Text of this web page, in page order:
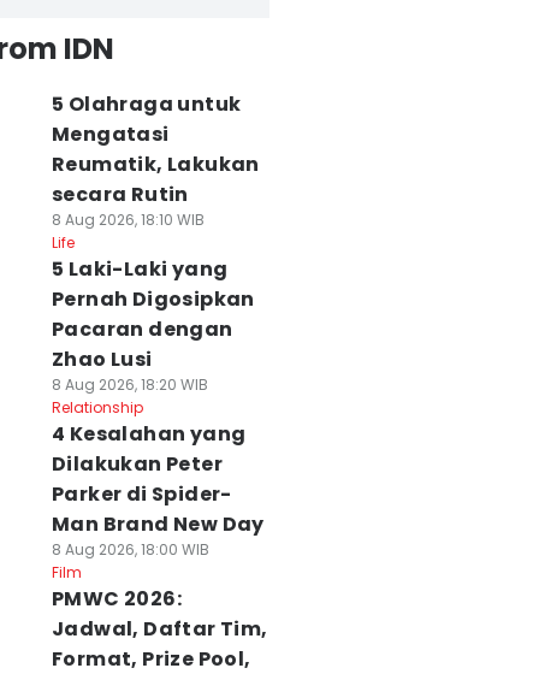
IDN
5 Olahraga untuk
Mengatasi
Reumatik, Lakukan
secara Rutin
8 Aug 2026, 18:10 WIB
Life
5 Laki-Laki yang
Pernah Digosipkan
Pacaran dengan
Zhao Lusi
8 Aug 2026, 18:20 WIB
Relationship
4 Kesalahan yang
Dilakukan Peter
Parker di Spider-
Man Brand New Day
8 Aug 2026, 18:00 WIB
Film
PMWC 2026:
Jadwal, Daftar Tim,
Format, Prize Pool,